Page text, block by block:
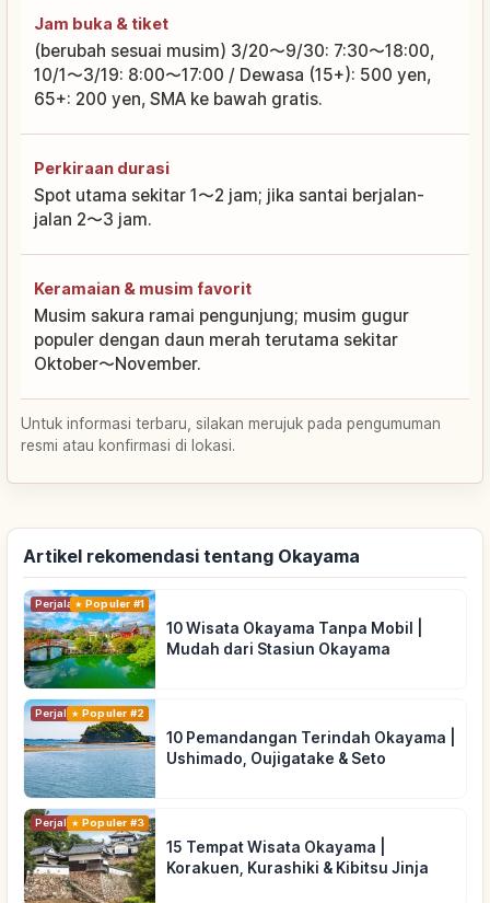
Jam buka & tiket
(berubah sesuai musim) 3/20〜9/30: 7:30〜18:00,
10/1〜3/19: 8:00〜17:00 / Dewasa (15+): 500 yen,
65+: 200 yen, SMA ke bawah gratis.
Perkiraan durasi
Spot utama sekitar 1〜2 jam; jika santai berjalan-
jalan 2〜3 jam.
Keramaian & musim favorit
Musim sakura ramai pengunjung; musim gugur
populer dengan daun merah terutama sekitar
Oktober〜November.
Untuk informasi terbaru, silakan merujuk pada pengumuman
resmi atau konfirmasi di lokasi.
Artikel rekomendasi tentang Okayama
PerjalananPopuler #1
10 Wisata Okayama Tanpa Mobil |
Mudah dari Stasiun Okayama
PerjalananPopuler #2
10 Pemandangan Terindah Okayama |
Ushimado, Oujigatake & Seto
PerjalananPopuler #3
15 Tempat Wisata Okayama |
Korakuen, Kurashiki & Kibitsu Jinja